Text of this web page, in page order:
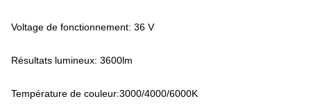
Voltage de fonctionnement: 36 V
Résultats lumineux: 3600lm
Température de couleur:3000/4000/6000K